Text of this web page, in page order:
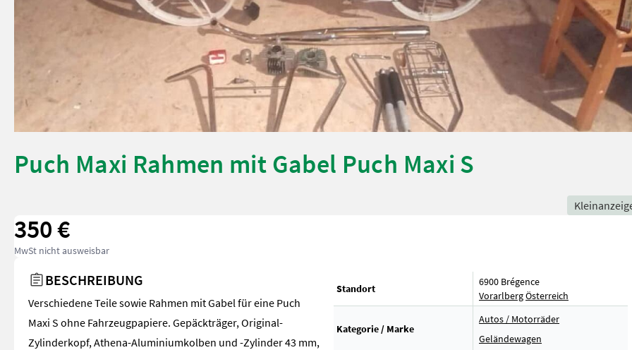
Puch Maxi Rahmen mit Gabel Puch Maxi S
350 €
MwSt nicht ausweisbar
BESCHREIBUNG
Verschiedene Teile sowie Rahmen mit Gabel für eine Puch
Maxi S ohne Fahrzeugpapiere. Gepäckträger, Original-
Zylinderkopf, Athena-Aluminiumkolben und -Zylinder 43 mm,
Standort
6900 Brégence
VorarlbergÖsterreich
Kategorie / Marke
Autos / Motorräder
Geländewagen